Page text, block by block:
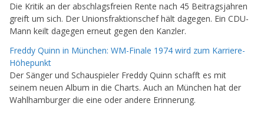
Die Kritik an der abschlagsfreien Rente nach 45 Beitragsjahren
greift um sich. Der Unionsfraktionschef hält dagegen. Ein CDU-
Mann keilt dagegen erneut gegen den Kanzler.
Freddy Quinn in München: WM-Finale 1974 wird zum Karriere-
Höhepunkt
Der Sänger und Schauspieler Freddy Quinn schafft es mit
seinem neuen Album in die Charts. Auch an München hat der
Wahlhamburger die eine oder andere Erinnerung.